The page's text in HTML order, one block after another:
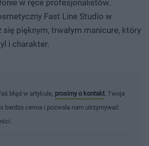
w ręce profesjonalistów.
Fast Line Studio w
się pięknym, trwałym manicure, który
i charakter.
błąd w artykule, prosimy o kontakt. Twoja
bardzo cenna i pozwala nam utrzymywać